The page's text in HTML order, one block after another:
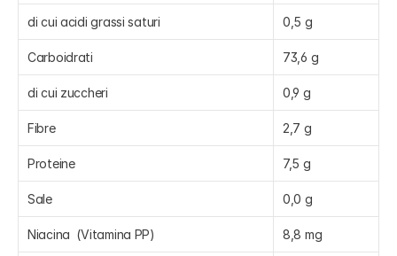
di cui acidi grassi saturi 0,5 g
Carboidrati 73,6 g
di cui zuccheri 0,9 g
Fibre 2,7 g
Proteine 7,5 g
Sale 0,0 g
Niacina  (Vitamina PP) 8,8 mg